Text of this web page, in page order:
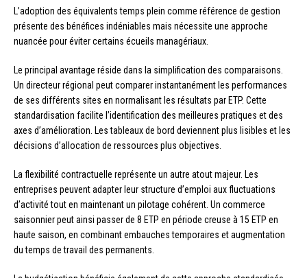
L’adoption des équivalents temps plein comme référence de gestion
présente des bénéfices indéniables mais nécessite une approche
nuancée pour éviter certains écueils managériaux.
Le principal avantage réside dans la simplification des comparaisons.
Un directeur régional peut comparer instantanément les performances
de ses différents sites en normalisant les résultats par ETP. Cette
standardisation facilite l’identification des meilleures pratiques et des
axes d’amélioration. Les tableaux de bord deviennent plus lisibles et les
décisions d’allocation de ressources plus objectives.
La flexibilité contractuelle représente un autre atout majeur. Les
entreprises peuvent adapter leur structure d’emploi aux fluctuations
d’activité tout en maintenant un pilotage cohérent. Un commerce
saisonnier peut ainsi passer de 8 ETP en période creuse à 15 ETP en
haute saison, en combinant embauches temporaires et augmentation
du temps de travail des permanents.